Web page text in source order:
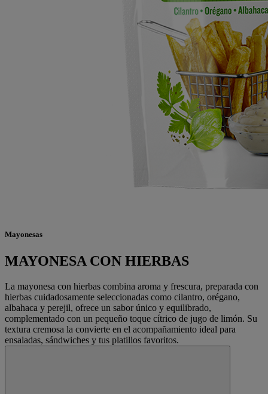
Mayonesas
MAYONESA CON HIERBAS
La mayonesa con hierbas combina aroma y frescura, preparada con
hierbas cuidadosamente seleccionadas como cilantro, orégano,
albahaca y perejil, ofrece un sabor único y equilibrado,
complementado con un pequeño toque cítrico de jugo de limón. Su
textura cremosa la convierte en el acompañamiento ideal para
ensaladas, sándwiches y tus platillos favoritos.